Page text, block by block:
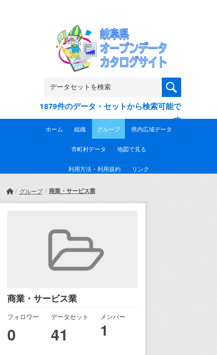
1879件のデータ・セットから検索可能で
す
ホーム 組織 グループ 県内広域データ
市町村データ 地図で見る
利用方法・利用規約 リンク
グループ 商業・サービス業
商業・サービス業
フォロワー
0
データセット
41
メンバー
1